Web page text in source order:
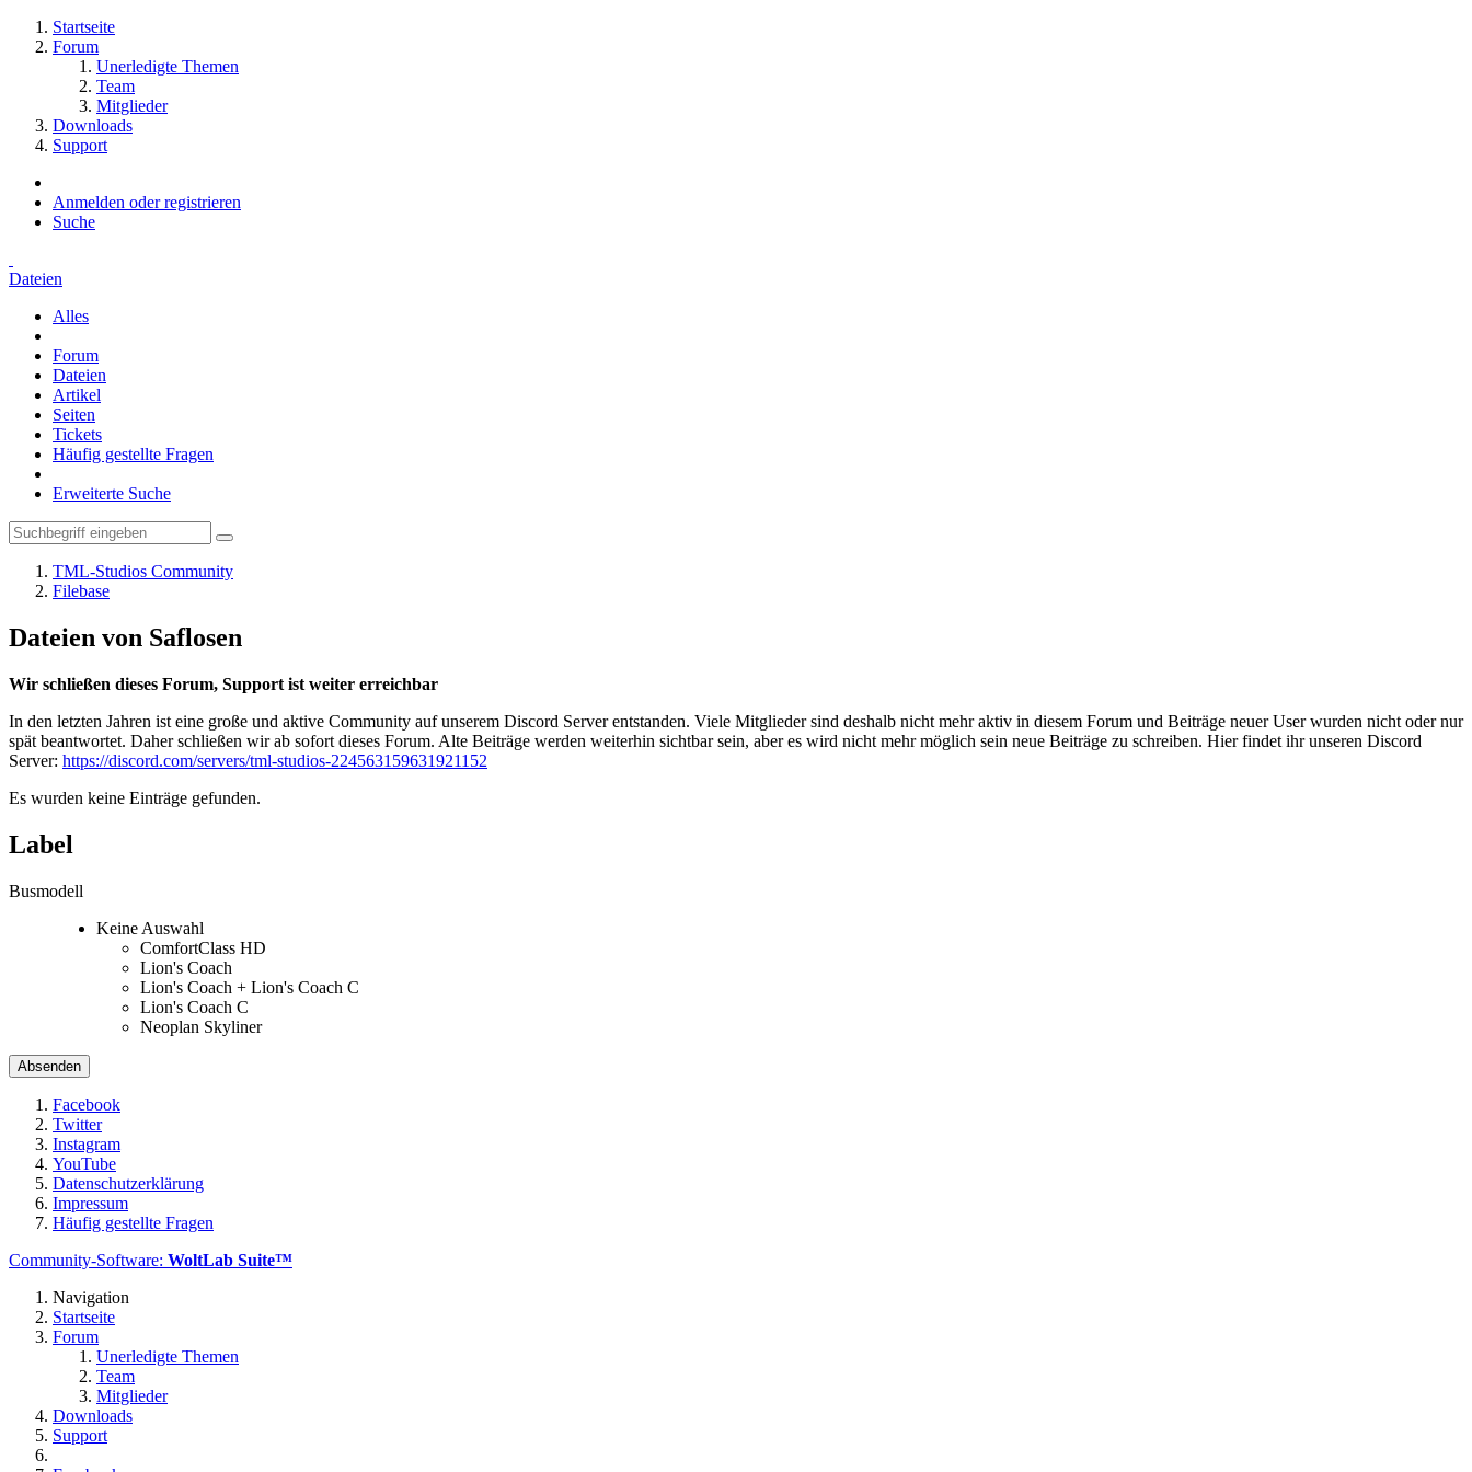
Startseite
Forum
Unerledigte Themen
Team
Mitglieder
Downloads
Support
Anmelden oder registrieren
Suche
Dateien
Alles
Forum
Dateien
Artikel
Seiten
Tickets
Häufig gestellte Fragen
Erweiterte Suche
TML-Studios Community
Filebase
Dateien von Saflosen
Wir schließen dieses Forum, Support ist weiter erreichbar
In den letzten Jahren ist eine große und aktive Community auf unserem Discord Server entstanden. Viele Mitglieder sind deshalb nicht mehr aktiv in diesem Forum und Beiträge neuer User wurden nicht oder nur
spät beantwortet. Daher schließen wir ab sofort dieses Forum. Alte Beiträge werden weiterhin sichtbar sein, aber es wird nicht mehr möglich sein neue Beiträge zu schreiben. Hier findet ihr unseren Discord
Server: https://discord.com/servers/tml-studios-224563159631921152
Es wurden keine Einträge gefunden.
Label
Busmodell
Keine Auswahl
ComfortClass HD
Lion's Coach
Lion's Coach + Lion's Coach C
Lion's Coach C
Neoplan Skyliner
Facebook
Twitter
Instagram
YouTube
Datenschutzerklärung
Impressum
Häufig gestellte Fragen
Community-Software: WoltLab Suite™
Navigation
Startseite
Forum
Unerledigte Themen
Team
Mitglieder
Downloads
Support